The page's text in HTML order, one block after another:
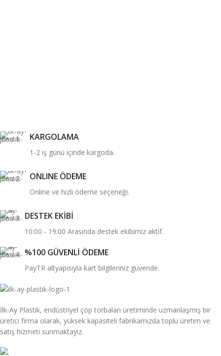
KARGOLAMA
1-2 iş günü içinde kargoda.
ONLINE ÖDEME
Online ve hızlı ödeme seçeneği.
DESTEK EKİBİ
10:00 - 19:00 Arasında destek ekibimiz aktif.
%100 GÜVENLİ ÖDEME
PayTR altyapısıyla kart bilgileriniz güvende.
İlk-Ay Plastik, endüstriyel çöp torbaları üretiminde uzmanlaşmış bir
üretici firma olarak, yüksek kapasiteli fabrikamızda toplu üretim ve
satış hizmeti sunmaktayız.